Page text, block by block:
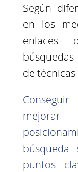
Según
en los
enlaces
de técnicas
puntos